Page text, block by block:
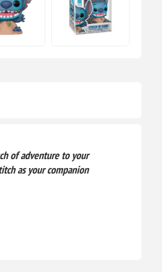
of adventure to your
as your companion!